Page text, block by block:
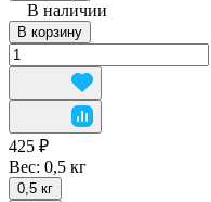
В наличии
В корзину
425 ₽
Вес: 0,5 кг
0,5 кг